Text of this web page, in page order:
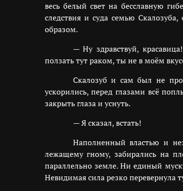
весь белый свет на бесславную
следствия и суда семью
образом.
— Ну здравствуй,
ползать тут раком, ты не в моём
Скалозуб и сам был не
ускорились, перед глазами всё
закрыть глаза и уснуть.
— Я сказал, встать!
Наполненный властью и
лежащему гному, забирались на
параллельно земле. Ни единый
Невидимая сила резко перевернула